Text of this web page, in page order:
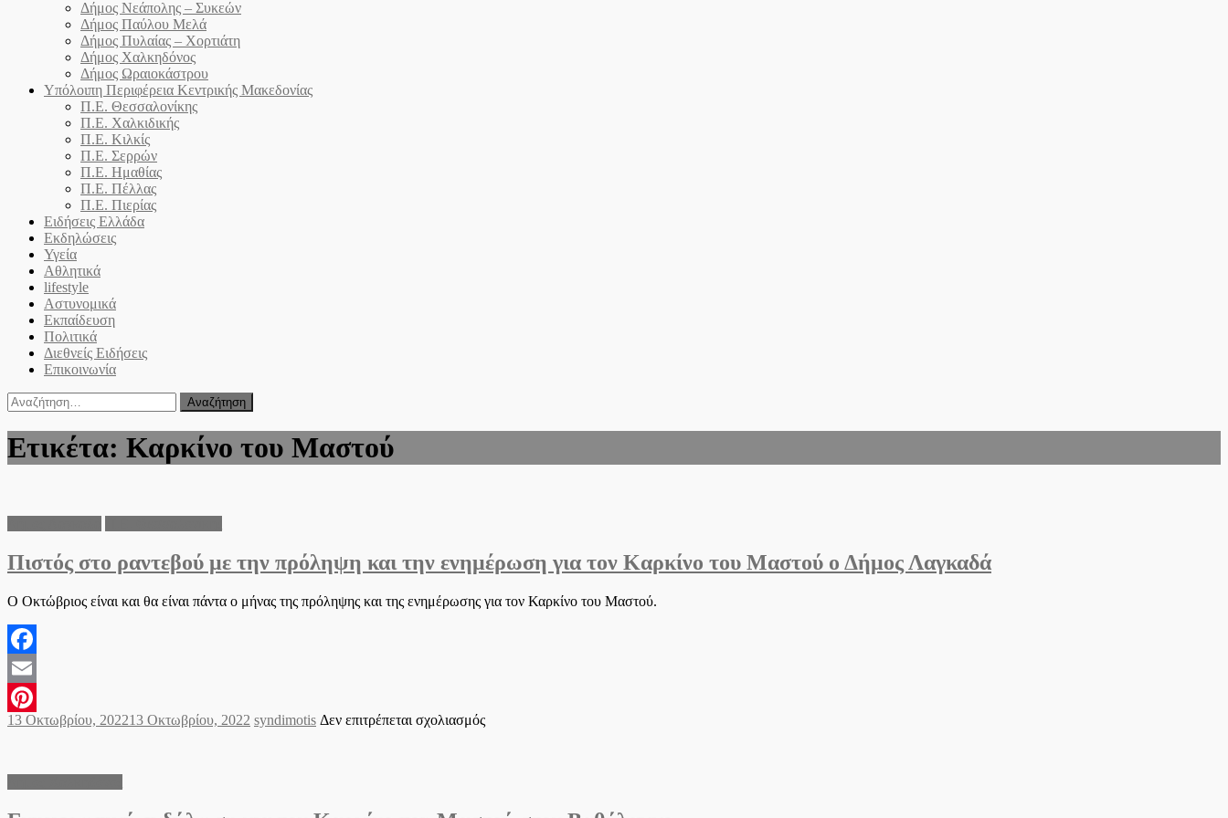
Δήμος Νεάπολης – Συκεών
Δήμος Παύλου Μελά
Δήμος Πυλαίας – Χορτιάτη
Δήμος Χαλκηδόνος
Δήμος Ωραιοκάστρου
Υπόλοιπη Περιφέρεια Κεντρικής Μακεδονίας
Π.Ε. Θεσσαλονίκης
Π.Ε. Χαλκιδικής
Π.Ε. Κιλκίς
Π.Ε. Σερρών
Π.Ε. Ημαθίας
Π.Ε. Πέλλας
Π.Ε. Πιερίας
Ειδήσεις Ελλάδα
Εκδηλώσεις
Υγεία
Αθλητικά
lifestyle
Αστυνομικά
Εκπαίδευση
Πολιτικά
Διεθνείς Ειδήσεις
Επικοινωνία
Αναζήτηση
για:
Ετικέτα: Καρκίνο του Μαστού
Πιστός στο ραντεβού με την πρόληψη και την ενημέρωση για τον Καρκίνο του Μαστού ο Δήμος Λαγκαδά
Ο Οκτώβριος είναι και θα είναι πάντα ο μήνας της πρόληψης και της ενημέρωσης για τον Καρκίνο του Μαστού.
Facebook
Email
Pinterest
Posted
13 Οκτωβρίου, 202213 Οκτωβρίου, 2022 Author
syndimotis Δεν επιτρέπεται σχολιασμόςστο